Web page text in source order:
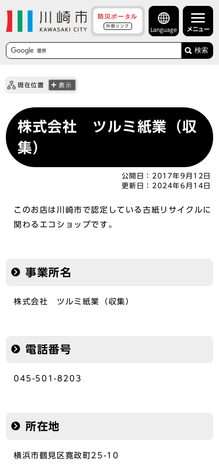
防災ポータル
外部リンク
Language メニュー
検索
現在位置 表示
株式会社 ツルミ紙業（収
集）
公開日： 2017年9月12日
更新日： 2024年6月14日
このお店は川崎市で認定している古紙リサイクルに
関わるエコショップです。
事業所名
株式会社 ツルミ紙業（収集）
電話番号
045-501-8203
所在地
横浜市鶴見区寛政町25-10